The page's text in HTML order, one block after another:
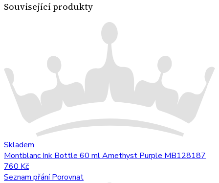
Související produkty
Skladem
Montblanc Ink Bottle 60 ml Amethyst Purple MB128187
760 Kč
Seznam přání Porovnat